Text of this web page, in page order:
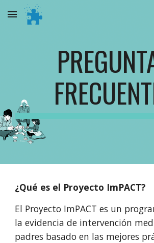
Skip to main content
¿Qué es el Proyecto ImPACT?
El Proyecto ImPACT es un
la evidencia de intervención
padres basado en las mejores